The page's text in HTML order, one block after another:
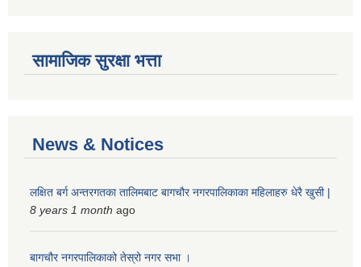
सामाजिक सुरक्षा भत्ता
News & Notices
लक्षित बर्ग अन्तरगतका तालिमबाट बागचौर नगरपालिकाका महिलाहरु धेरै खुसी |
8 years 1 month ago
बागचौर नगरपालिकाको तेस्रो नगर सभा ।